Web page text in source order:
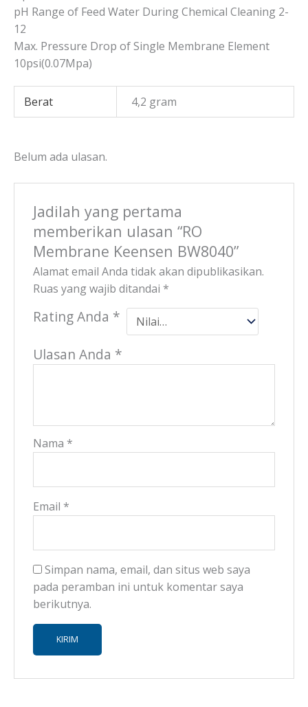
pH Range of Feed Water During Chemical Cleaning 2-
12
Max. Pressure Drop of Single Membrane Element
10psi(0.07Mpa)
Berat 4,2 gram
Belum ada ulasan.
Jadilah yang pertama
memberikan ulasan “RO
Membrane Keensen BW8040”
Alamat email Anda tidak akan dipublikasikan.
Ruas yang wajib ditandai *
Rating Anda *
Ulasan Anda *
Nama *
Email *
Simpan nama, email, dan situs web saya
pada peramban ini untuk komentar saya
berikutnya.